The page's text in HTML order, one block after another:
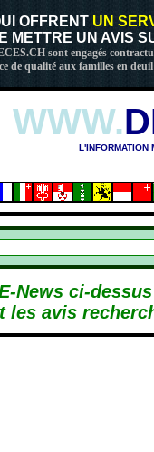
OFFRENT UN
METTRE UN AVIS
sont engagés
de qualité aux familles en
WWW.
L'INFORMATION
News ci-
les avis